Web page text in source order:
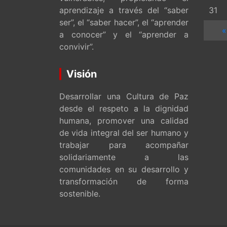
aprendizaje a través del “saber
ser”, el “saber hacer”, el “aprender
a conocer” y el “aprender a
convivir”.
Visión
Desarrollar una Cultura de Paz
desde el respeto a la dignidad
humana, promover una calidad
de vida integral del ser humano y
trabajar para acompañar
solidariamente a las
comunidades en su desarrollo y
transformación de forma
sostenible.
31